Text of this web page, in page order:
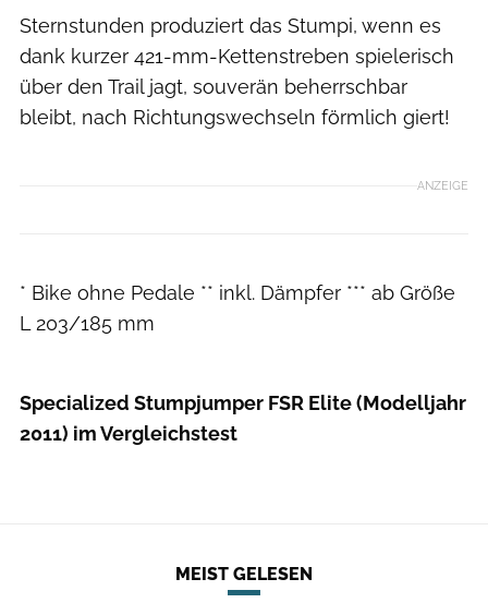
Sternstunden produziert das Stumpi, wenn es
dank kurzer 421-mm-Kettenstreben spielerisch
über den Trail jagt, souverän beherrschbar
bleibt, nach Richtungswechseln förmlich giert!
ANZEIGE
* Bike ohne Pedale ** inkl. Dämpfer *** ab Größe
L 203/185 mm
Specialized Stumpjumper FSR Elite (Modelljahr
2011) im Vergleichstest
MEIST GELESEN